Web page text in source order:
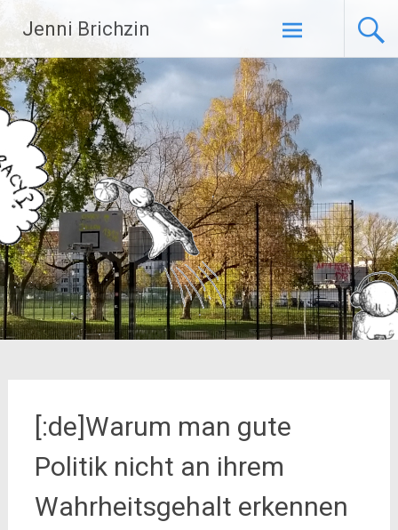
Jenni Brichzin
Zum
Inhalt
springen
[:de]Warum man gute
Politik nicht an ihrem
Wahrheitsgehalt erkennen